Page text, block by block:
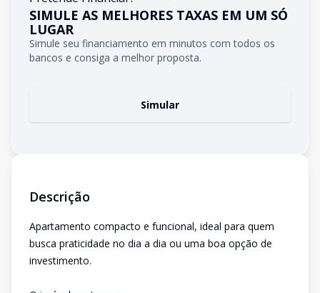
SIMULE AS MELHORES TAXAS EM UM SÓ
LUGAR
Simule seu financiamento em minutos com todos os
bancos e consiga a melhor proposta.
Simular
Descrição
Apartamento compacto e funcional, ideal para quem
busca praticidade no dia a dia ou uma boa opção de
investimento.